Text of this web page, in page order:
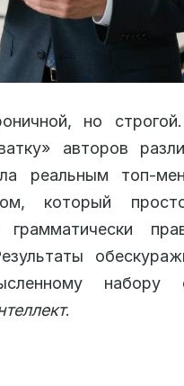
но
авторов
реальным топ-
который
набору
.